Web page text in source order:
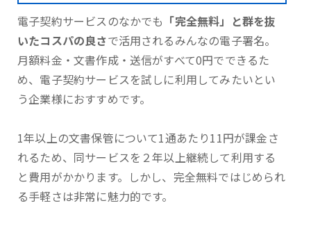
電子契約サービスのなかでも 「完全無料」と群を抜
いたコスパの良さで活用されるみんなの電子署名。
月額料金・文書作成・送信がすべて0円でできるた
め、電子契約サービスを試しに利用してみたいとい
う企業様におすすめです。
1年以上の文書保管について1通あたり11円が課金さ
れるため、同サービスを２年以上継続して利用する
と費用がかかります。しかし、完全無料ではじめられ
る手軽さは非常に魅力的です。